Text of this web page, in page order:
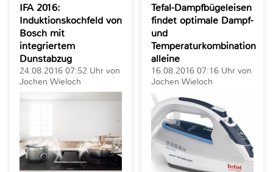
IFA 2016:
Induktionskochfeld von
Bosch mit
integriertem
Dunstabzug
24.08.2016 07:52 Uhr von
Jochen Wieloch
Tefal-Dampfbügeleisen
findet optimale Dampf-
und
Temperaturkombination
alleine
16.08.2016 07:16 Uhr von
Jochen Wieloch